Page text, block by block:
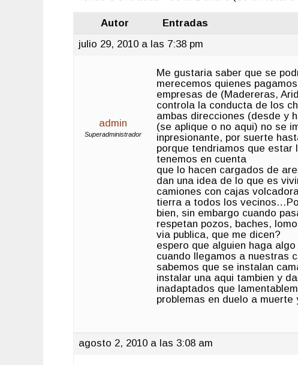
Autor
Entradas
julio 29, 2010 a las 7:38 pm
admin
Superadministrador
Me gustaria saber que se
merecemos quienes
empresas de (Madereras,
controla la conducta de los
ambas direcciones (desde y
(se aplique o no aqui) no se
inpresionante, por suerte
porque tendriamos que estar
tenemos en cuenta
que lo hacen cargados de
dan una idea de lo que es
camiones con cajas
tierra a todos los
bien, sin embargo cuando
respetan pozos, baches,
via publica, que me dicen?
espero que alguien haga
cuando llegamos a nuestras
sabemos que se instalan
instalar una aqui tambien y
inadaptados que
problemas en duelo a
agosto 2, 2010 a las 3:08 am